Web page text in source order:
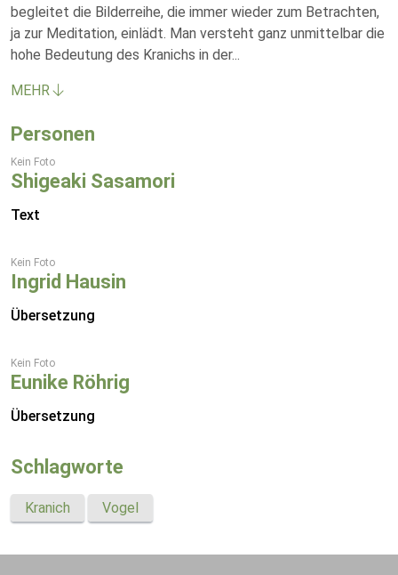
begleitet die Bilderreihe, die immer wieder zum Betrachten,
ja zur Meditation, einlädt. Man versteht ganz unmittelbar die
hohe Bedeutung des Kranichs in der...
MEHR
Personen
Kein Foto
Shigeaki Sasamori
Text
Kein Foto
Ingrid Hausin
Übersetzung
Kein Foto
Eunike Röhrig
Übersetzung
Schlagworte
Kranich Vogel